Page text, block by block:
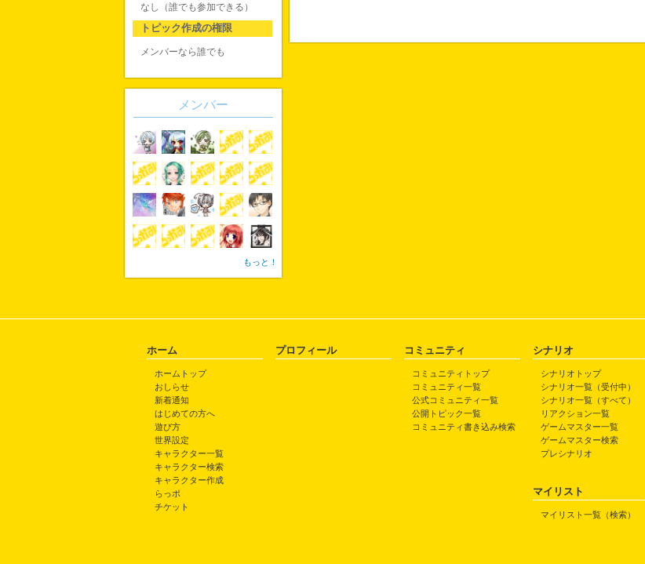
なし（誰でも参加できる）
トピック作成の権限
メンバーなら誰でも
メンバー
もっと！
ホーム
ホームトップ
おしらせ
新着通知
はじめての方へ
遊び方
世界設定
キャラクター一覧
キャラクター検索
キャラクター作成
らっポ
チケット
プロフィール コミュニティ
コミュニティトップ
コミュニティ一覧
公式コミュニティ一覧
公開トピック一覧
コミュニティ書き込み検索
シナリオ
シナリオトップ
シナリオ一覧（受付中）
シナリオ一覧（すべて）
リアクション一覧
ゲームマスター一覧
ゲームマスター検索
プレシナリオ
マイリスト
マイリスト一覧（検索）